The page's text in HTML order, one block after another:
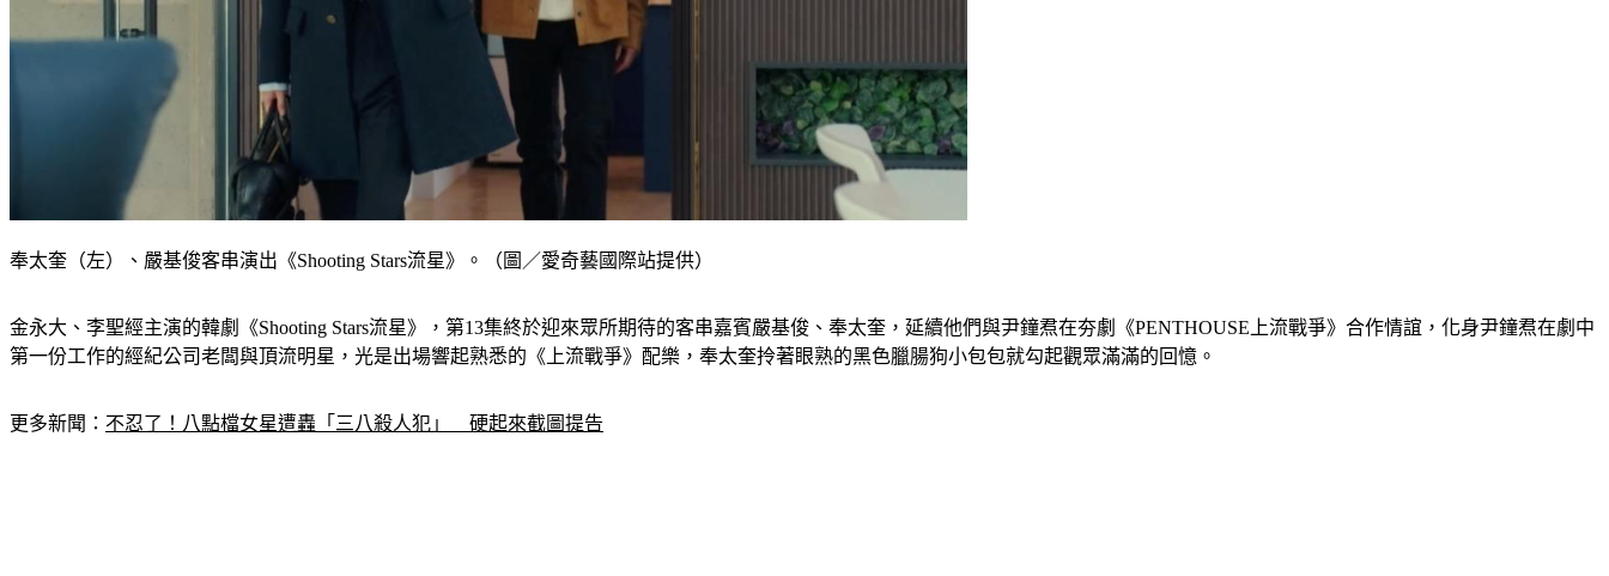
奉太奎（左）、嚴基俊客串演出《Shooting Stars流星》。（圖／愛奇藝國際站提供）
金永大、李聖經主演的韓劇《Shooting Stars流星》，第13集終於迎來眾所期待的客串嘉賓嚴基俊、奉太奎，延續他們與尹鐘焄在夯劇《PENTHOUSE上流戰爭》合作情誼，化身尹鐘焄在劇中
第一份工作的經紀公司老闆與頂流明星，光是出場響起熟悉的《上流戰爭》配樂，奉太奎拎著眼熟的黑色臘腸狗小包包就勾起觀眾滿滿的回憶。
更多新聞： 不忍了！八點檔女星遭轟「三八殺人犯」　硬起來截圖提告